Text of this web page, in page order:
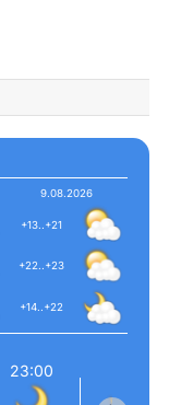
9.08.2026
+13..+21
+22..+23
+14..+22
23:00